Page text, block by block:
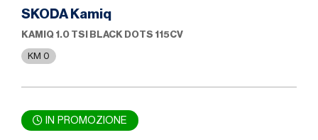
SKODA Kamiq
KAMIQ 1.0 TSI BLACK DOTS 115CV
KM 0
IN PROMOZIONE